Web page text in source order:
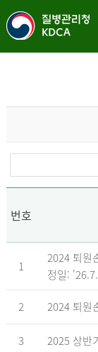
번호
1
2024 퇴원
정일:
2 2024 퇴원
3 2025 상반